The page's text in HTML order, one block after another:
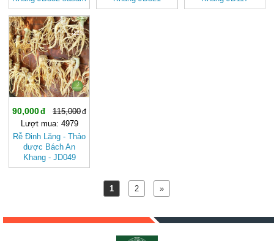
longnhan
hatkenepvang
-21%
90,000
115,000
Lượt mua: 4979
Rễ Đinh Lăng - Thảo
dược Bách An
Khang - JD049
1 2 »